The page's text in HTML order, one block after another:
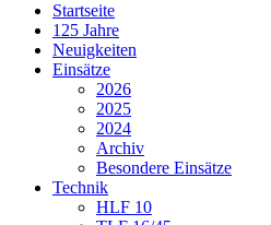
Startseite
125 Jahre
Neuigkeiten
Einsätze
2026
2025
2024
Archiv
Besondere Einsätze
Technik
HLF 10